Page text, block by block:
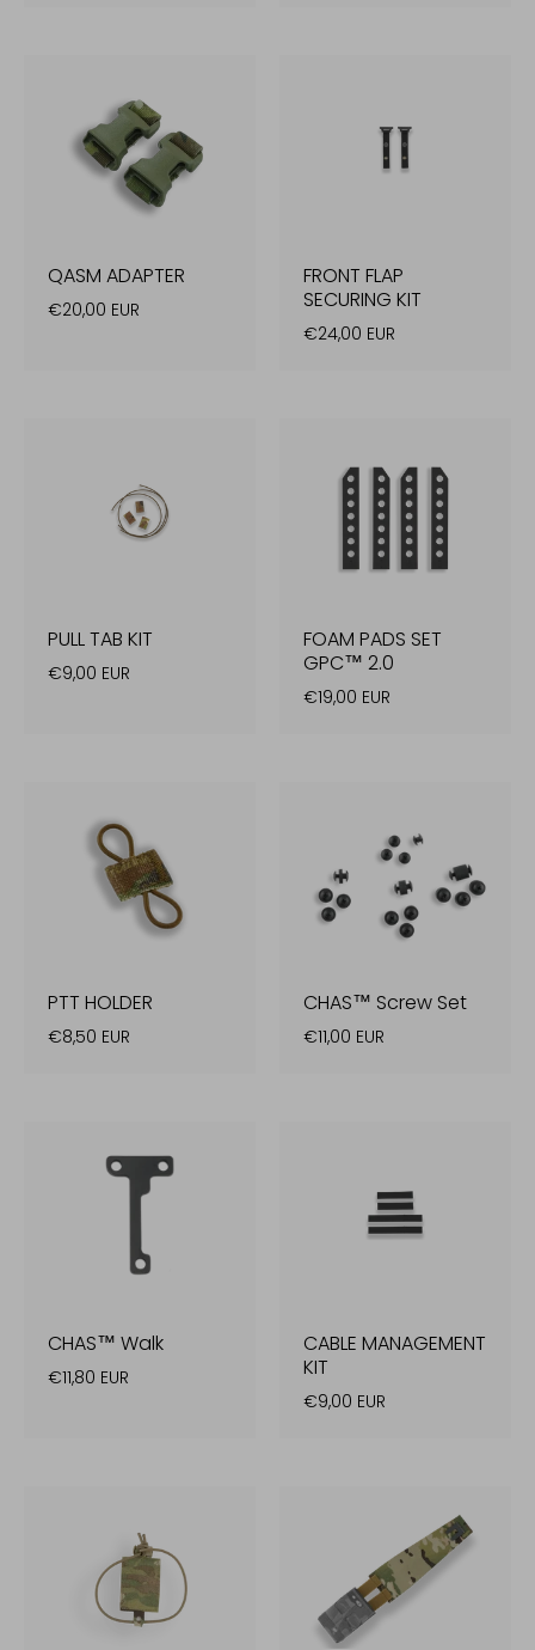
QASM ADAPTER
€20,00 EUR
FRONT FLAP
SECURING KIT
€24,00 EUR
PULL TAB KIT
€9,00 EUR
FOAM PADS SET
GPC™ 2.0
€19,00 EUR
PTT HOLDER
€8,50 EUR
CHAS™ Screw Set
€11,00 EUR
CHAS™ Walk
€11,80 EUR
CABLE MANAGEMENT
KIT
€9,00 EUR